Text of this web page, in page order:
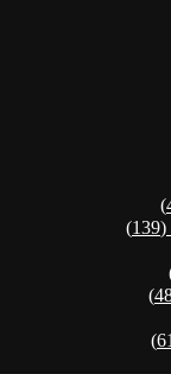
(139)